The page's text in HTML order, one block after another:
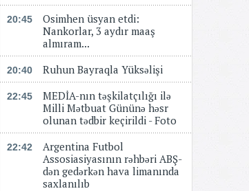
20:45
Osimhen üsyan etdi:
Nankorlar, 3 aydır maaş
almıram...
20:40 Ruhun Bayraqla Yüksəlişi
22:45
MEDİA-nın təşkilatçılığı ilə
Milli Mətbuat Gününə həsr
olunan tədbir keçirildi - Foto
22:42
Argentina Futbol
Assosiasiyasının rəhbəri ABŞ-
dən gedərkən hava limanında
saxlanılıb